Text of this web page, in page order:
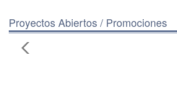
Proyectos Abiertos / Promociones